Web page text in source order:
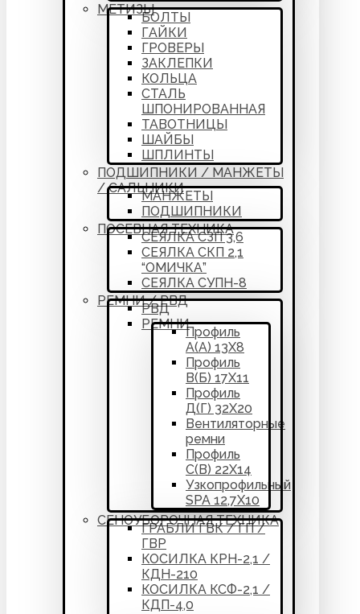
МЕТИЗЫ
БОЛТЫ
ГАЙКИ
ГРОВЕРЫ
ЗАКЛЕПКИ
КОЛЬЦА
СТАЛЬ
ШПОНИРОВАННАЯ
ТАВОТНИЦЫ
ШАЙБЫ
ШПЛИНТЫ
ПОДШИПНИКИ / МАНЖЕТЫ
/ САЛЬНИКИ
МАНЖЕТЫ
ПОДШИПНИКИ
ПОСЕВНАЯ ТЕХНИКА
СЕЯЛКА СЗП 3,6
СЕЯЛКА СКП 2,1
“ОМИЧКА”
СЕЯЛКА СУПН-8
РЕМНИ / РВД
РВД
РЕМНИ
Профиль
А(А) 13Х8
Профиль
В(Б) 17Х11
Профиль
Д(Г) 32Х20
Вентиляторные
ремни
Профиль
С(В) 22Х14
Узкопрофильный
SPA 12,7Х10
СЕНОУБОРОЧНАЯ ТЕХНИКА
ГРАБЛИ ГВК / ГП /
ГВР
КОСИЛКА КРН-2,1 /
КДН-210
КОСИЛКА КСФ-2,1 /
КДП-4,0